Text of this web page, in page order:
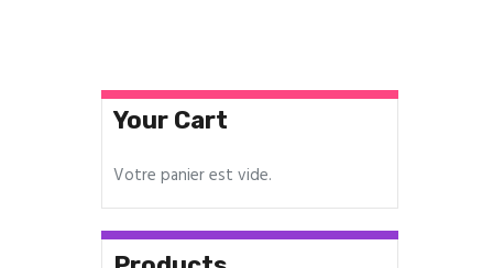
Your Cart
Votre panier est vide.